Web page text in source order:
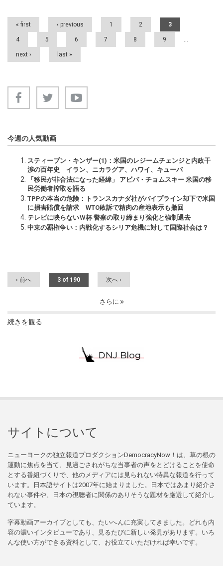
Pages
« first ‹ previous 1 2 3
4 5 6 7 8 9 …
next › last »
今週の人気動画
スティーブン・キンザー(1)：米国のレジームチェンジと内政干
渉の百年史 イラン、ニカラグア、ハワイ、キューバ
「移民が非合法になった経緯」 アビバ・チョムスキー 米国の移
民労働者搾取を語る
TPPの本当の危険：トランスカナダ社がパイプライン却下で米国
に損害賠償を請求 WTO敗訴で精肉の産地表示も撤回
テレビに映らないＷ杯 警察の取り締まり強化と強制退去
中東の覇権争い：内戦化するシリア危機に対して国際社会は？
‹ 前へ 3 of 190 次へ ›
さらに
続きを観る
サイトについて
ニューヨークの独立報道プロダクションDemocracyNow！は、草の根の
運動に焦点を当て、見過ごされがちな当事者の声をとどけることを使命
とする番組づくりで、他のメディアには見られない特異な報道を行って
います。日本語サイトは2007年に始まりました。日本ではあまり紹介さ
れない事件や、日本の視聴者に関係のありそうな題材を厳選して紹介し
ています。
字幕動画アーカイブとしても、たいへんに充実してきました。どれも内
容の濃いインタビューであり、見るたびに新しい発見があります。いろ
んな使い方ができる資料として、お役立ていただければ幸いです。